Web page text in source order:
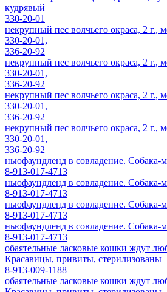
кудрявый
330-20-01
некрупный пес волчьего окраса, 2 г.,
330-20-01,
336-20-92
некрупный пес волчьего окраса, 2 г.,
330-20-01,
336-20-92
некрупный пес волчьего окраса, 2 г.,
330-20-01,
336-20-92
некрупный пес волчьего окраса, 2 г.,
330-20-01,
336-20-92
ньюфаундленд в совладение. Собака-
8-913-017-4713
ньюфаундленд в совладение. Собака-
8-913-017-4713
ньюфаундленд в совладение. Собака-
8-913-017-4713
ньюфаундленд в совладение. Собака-
8-913-017-4713
обаятельные ласковые кошки ждут
Красавицы, привиты, стерилизованы
8-913-009-1188
обаятельные ласковые кошки ждут